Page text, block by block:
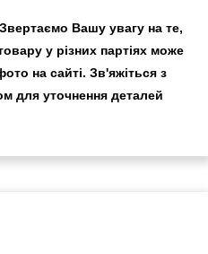
Вашу увагу на те,
у різних партіях може
на сайті. Зв'яжіться з
для уточнення деталей